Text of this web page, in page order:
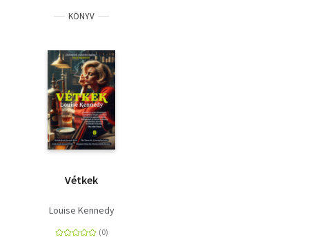
KÖNYV
Vétkek
Louise Kennedy